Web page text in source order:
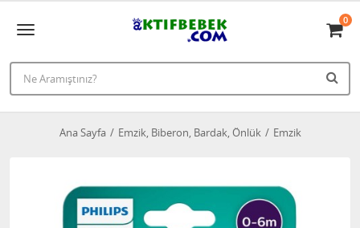
0
Ana Sayfa Emzik, Biberon, Bardak, Önlük Emzik